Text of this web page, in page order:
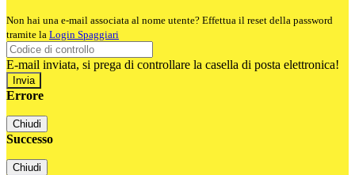
Non hai una e-mail associata al nome utente? Effettua il reset della password
tramite la Login Spaggiari
E-mail inviata, si prega di controllare la casella di posta elettronica!
Errore
Chiudi
Successo
Chiudi